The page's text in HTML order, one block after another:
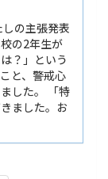
の主張発表
の2年生が
？」という
と、警戒心
した。 「特
ました。お